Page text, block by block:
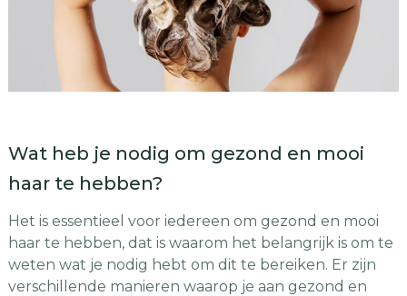
Wat heb je nodig om gezond en mooi
haar te hebben?
Het is essentieel voor iedereen om gezond en mooi
haar te hebben, dat is waarom het belangrijk is om te
weten wat je nodig hebt om dit te bereiken. Er zijn
verschillende manieren waarop je aan gezond en